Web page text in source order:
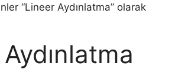
“Lineer Aydınlatma” olarak